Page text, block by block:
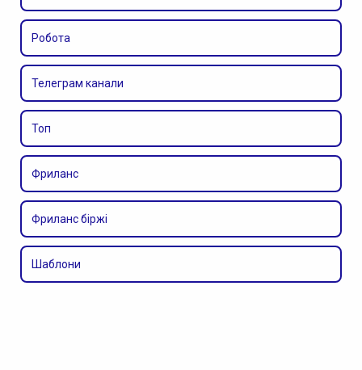
Робота
Телеграм канали
Топ
Фриланс
Фриланс біржі
Шаблони